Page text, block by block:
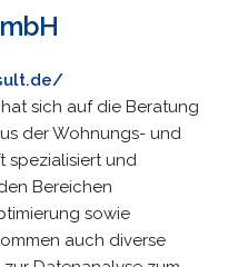
sich auf die Beratung
der Wohnungs- und
spezialisiert und
Bereichen
sowie
auch diverse